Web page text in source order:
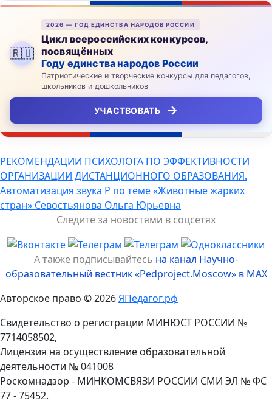
🇷🇺
2026 — ГОД ЕДИНСТВА НАРОДОВ РОССИИ
Цикл всероссийских конкурсов,
посвящённых
Году единства народов России
Патриотические и творческие конкурсы для педагогов,
школьников и дошкольников
УЧАСТВОВАТЬ →
Навигация
по
записям
РЕКОМЕНДАЦИИ ПСИХОЛОГА ПО ЭФФЕКТИВНОСТИ
ОРГАНИЗАЦИИ ДИСТАНЦИОННОГО ОБРАЗОВАНИЯ.
Автоматизация звука Р по теме «Животные жарких
стран» Севостьянова Ольга Юрьевна
Следите за новостями в соцсетях
А также подписывайтесь на канал Научно-
образовательный вестник «Pedproject.Moscow» в MAX
Авторское право © 2026ЯПедагог.рф
Свидетельство о регистрации МИНЮСТ РОССИИ №
7714058502,
Лицензия на осуществление образовательной
деятельности № 041008
Роскомнадзор - МИНКОМСВЯЗИ РОССИИ СМИ ЭЛ № ФС
77 - 75452.